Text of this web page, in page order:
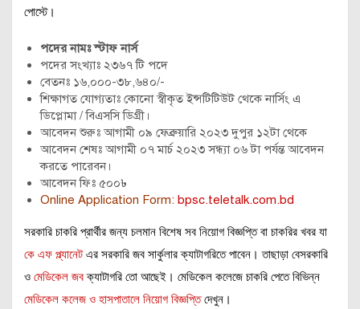
পোস্টে।
পদের নামঃ স্টাফ নার্স
পদের সংখ্যাঃ ২৩৬৭ টি পদে
বেতনঃ ১৬,০০০-৩৮,৬৪০/-
শিক্ষাগত যোগ্যতাঃ কোনো স্বীকৃত ইন্সটিটিউট থেকে নার্সিং এ
ডিপ্লোমা / বিএসসি ডিগ্রী।
আবেদন শুরুঃ আগামী ০৯ ফেব্রুয়ারি ২০২৩ দুপুর ১২টা থেকে
আবেদন শেষঃ আগামী ০৭ মার্চ ২০২৩ সন্ধ্যা ০৬ টা পর্যন্ত আবেদন
করতে পারেবন।
আবেদন ফিঃ ৫০০৳
Online Application Form: bpsc.teletalk.com.bd
সরকারি চাকরি প্রার্থীর জন্য চলমান বিশেষ সব নিয়োগ বিজ্ঞপ্তি বা চাকরির খবর যা
কে এফ প্ল্যানেট এর সরকারি জব সার্কুলার ক্যাটাগরিতে পাবেন। তাছাড়া বেসরকারি
ও মেডিকেল জব ক্যাটাগরি তো আছেই। মেডিকেল কলেজে চাকরি পেতে বিভিন্ন
মেডিকেল কলেজ ও হাসপাতালে নিয়োগ বিজ্ঞপ্তি দেখুন।